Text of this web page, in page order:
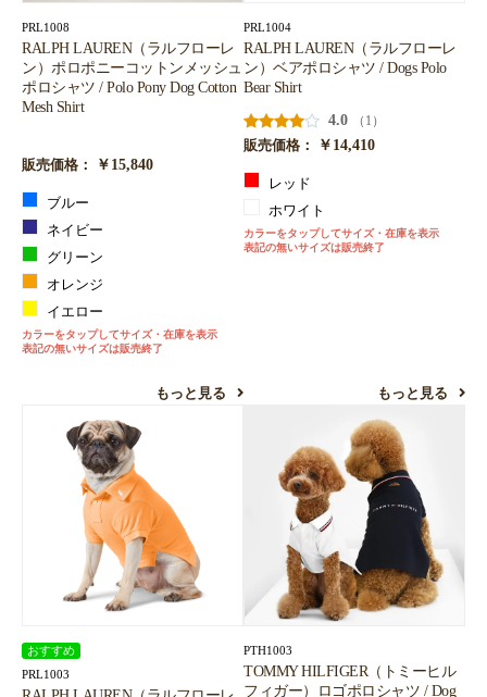
PRL1008
RALPH LAUREN（ラルフローレ
ン）ポロポニーコットンメッシュ
ポロシャツ / Polo Pony Dog Cotton
Mesh Shirt
販売価格： ￥15,840
ブルー
ネイビー
グリーン
オレンジ
イエロー
カラーをタップしてサイズ・在庫を表示
表記の無いサイズは販売終了
もっと見る
PRL1004
RALPH LAUREN（ラルフローレ
ン）ベアポロシャツ / Dogs Polo
Bear Shirt
4.0
（1）
販売価格：
￥14,410
レッド
ホワイト
カラーをタップしてサイズ・在庫を表示
表記の無いサイズは販売終了
もっと見る
おすすめ
PRL1003
PTH1003
TOMMY HILFIGER（トミーヒル
フィガー）ロゴポロシャツ / Dog